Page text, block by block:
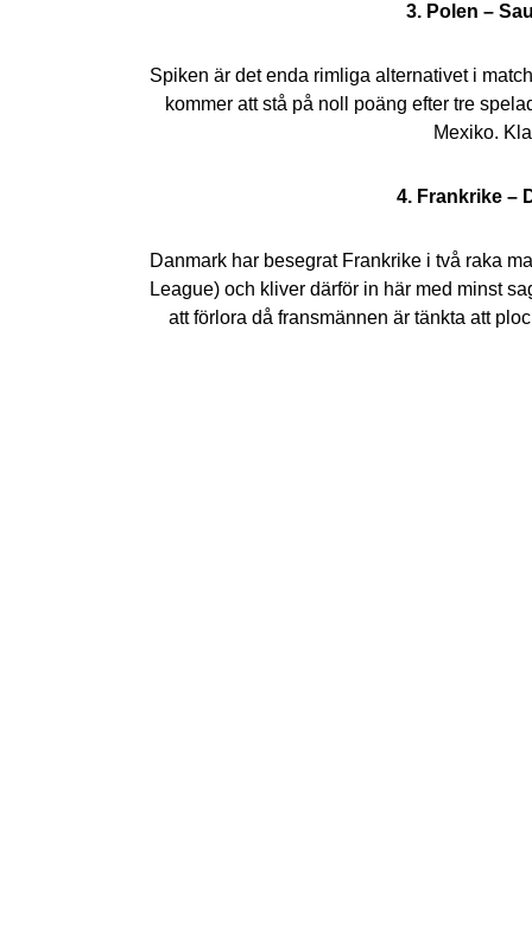
3. Polen –
Spiken är det enda rimliga alternativet i
kommer att stå på noll poäng efter tre
Mexiko.
4. Frankrike –
Danmark har besegrat Frankrike i två raka
League) och kliver därför in här med minst
att förlora då fransmännen är tänkta att